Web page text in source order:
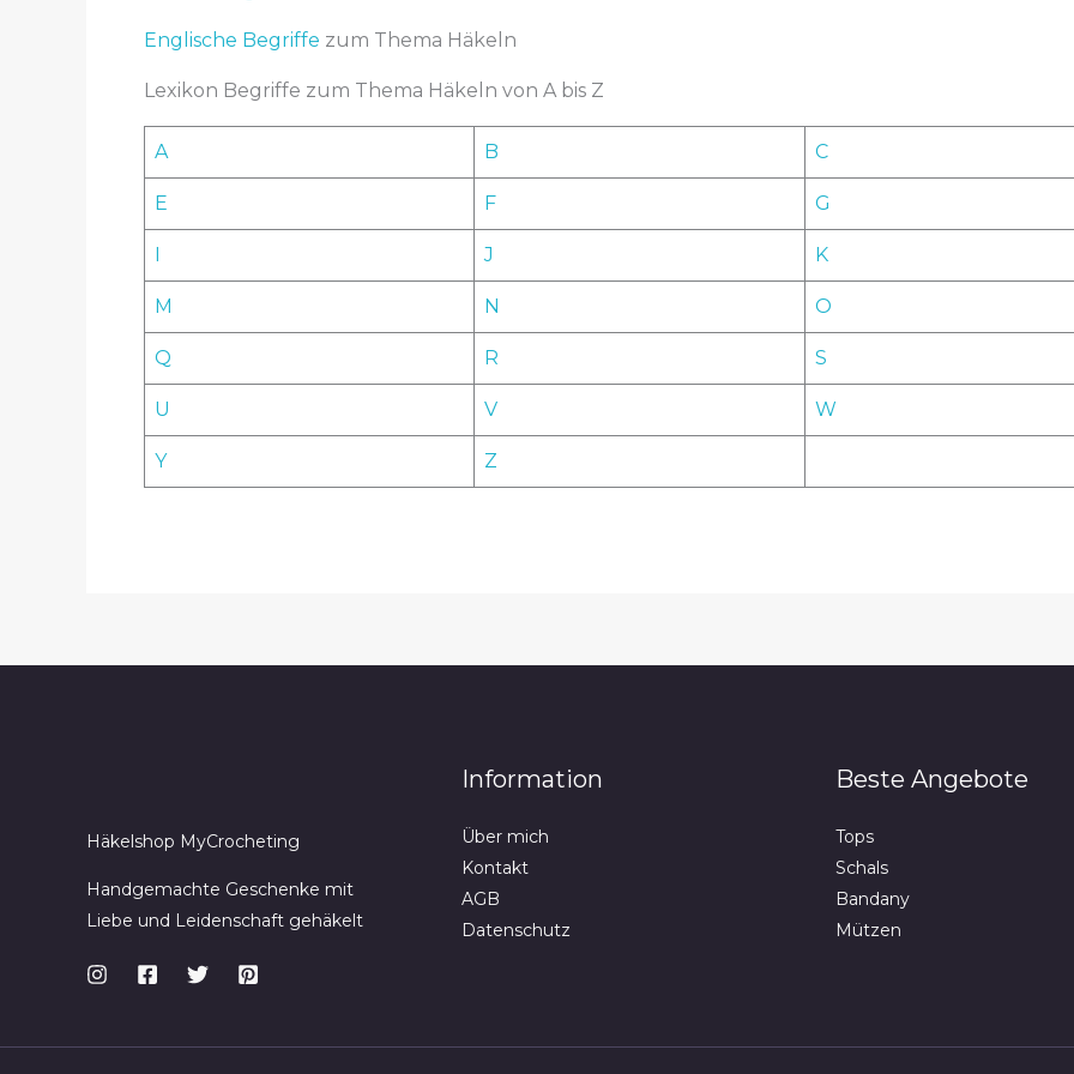
m
K
o
m
n
t
Englische Begriffe zum Thema Häkeln
Lexikon Begriffe zum Thema Häkeln von A bis Z
A B C
E F G
I J K
M N O
Q R S
U V W
Y Z
Häkelshop MyCrocheting
Handgemachte Geschenke mit
Liebe und Leidenschaft gehäkelt
Information
Über mich
Kontakt
AGB
Datenschutz
Beste Angebote
Tops
Schals
Bandany
Mützen